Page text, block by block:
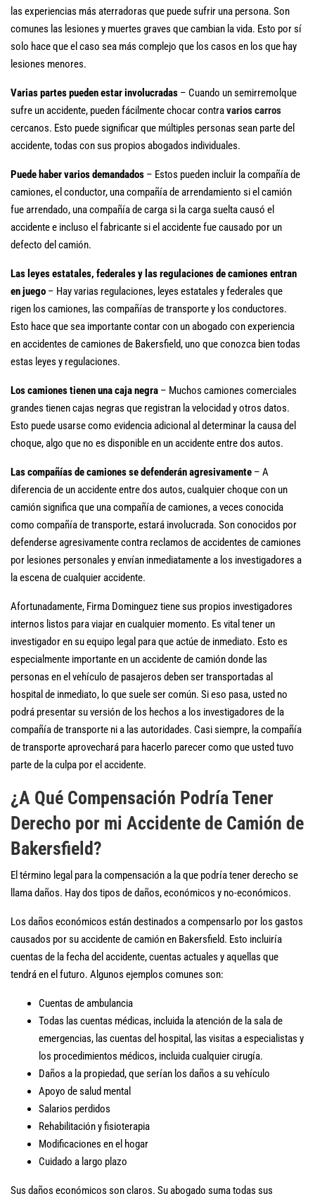
las experiencias más aterradoras que puede sufrir una persona. Son
comunes las lesiones y muertes graves que cambian la vida. Esto por sí
solo hace que el caso sea más complejo que los casos en los que hay
lesiones menores.
Varias partes pueden estar involucradas – Cuando un semirremolque
sufre un accidente, pueden fácilmente chocar contravarios carros
cercanos. Esto puede significar que múltiples personas sean parte del
accidente, todas con sus propios abogados individuales.
Puede haber varios demandados – Estos pueden incluir la compañía de
camiones, el conductor, una compañía de arrendamiento si el camión
fue arrendado, una compañía de carga si la carga suelta causó el
accidente e incluso el fabricante si el accidente fue causado por un
defecto del camión.
Las leyes estatales, federales y las regulaciones de camiones entran
en juego – Hay varias regulaciones, leyes estatales y federales que
rigen los camiones, las compañías de transporte y los conductores.
Esto hace que sea importante contar con un abogado con experiencia
en accidentes de camiones de Bakersfield, uno que conozca bien todas
estas leyes y regulaciones.
Los camiones tienen una caja negra – Muchos camiones comerciales
grandes tienen cajas negras que registran la velocidad y otros datos.
Esto puede usarse como evidencia adicional al determinar la causa del
choque, algo que no es disponible en un accidente entre dos autos.
Las compañías de camiones se defenderán agresivamente – A
diferencia de un accidente entre dos autos, cualquier choque con un
camión significa que una compañía de camiones, a veces conocida
como compañía de transporte, estará involucrada. Son conocidos por
defenderse agresivamente contra reclamos de accidentes de camiones
por lesiones personales y envían inmediatamente a los investigadores a
la escena de cualquier accidente.
Afortunadamente, Firma Dominguez tiene sus propios investigadores
internos listos para viajar en cualquier momento. Es vital tener un
investigador en su equipo legal para que actúe de inmediato. Esto es
especialmente importante en un accidente de camión donde las
personas en el vehículo de pasajeros deben ser transportadas al
hospital de inmediato, lo que suele ser común. Si eso pasa, usted no
podrá presentar su versión de los hechos a los investigadores de la
compañía de transporte ni a las autoridades. Casi siempre, la compañía
de transporte aprovechará para hacerlo parecer como que usted tuvo
parte de la culpa por el accidente.
¿A Qué Compensación Podría Tener
Derecho por mi Accidente de Camión de
Bakersfield?
El término legal para la compensación a la que podría tener derecho se
llama daños. Hay dos tipos de daños, económicos y no-económicos.
Los daños económicos están destinados a compensarlo por los gastos
causados por su accidente de camión en Bakersfield. Esto incluiría
cuentas de la fecha del accidente, cuentas actuales y aquellas que
tendrá en el futuro. Algunos ejemplos comunes son:
Cuentas de ambulancia
Todas las cuentas médicas, incluida la atención de la sala de
emergencias, las cuentas del hospital, las visitas a especialistas y
los procedimientos médicos, incluida cualquier cirugía.
Daños a la propiedad, que serían los daños a su vehículo
Apoyo de salud mental
Salarios perdidos
Rehabilitación y fisioterapia
Modificaciones en el hogar
Cuidado a largo plazo
Sus daños económicos son claros. Su abogado suma todas sus